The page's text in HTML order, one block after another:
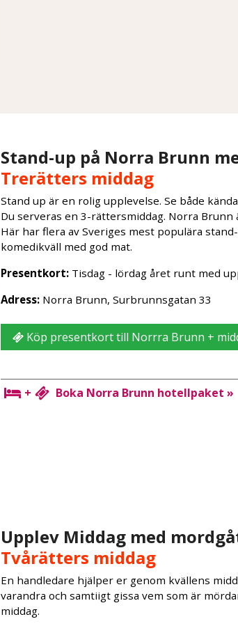
Stand-up på Norra Brunn
Trerätters middag
Stand up är en rolig upplevelse. Se både
Du serveras en 3-rättersmiddag. Norra
Här har flera av Sveriges mest populära
komedikväll med god mat.
Presentkort: Tisdag - lördag året runt med
Adress: Norra Brunn, Surbrunnsgatan 33
Köp presentkort till Norrra Brunn +
+ Boka Norra Brunn hotellpaket »
Upplev Middag med
Tvårätters middag
En handledare hjälper er genom kvällens
varandra och samtiigt gissa vem som är
middag.